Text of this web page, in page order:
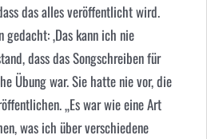
das alles veröffentlicht wird.
‚Das kann ich nie
dass das Songschreiben für
Übung war. Sie hatte nie vor, die
„Es war wie eine Art
was ich über verschiedene